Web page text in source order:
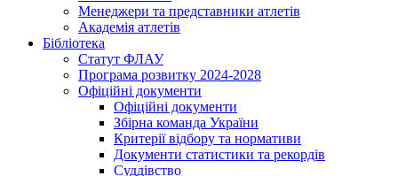
Менеджери та представники атлетів
Академія атлетів
Бібліотека
Статут ФЛАУ
Програма розвитку 2024-2028
Офіційні документи
Офіційні документи
Збірна команда України
Критерії відбору та нормативи
Документи статистики та рекордів
Суддівство